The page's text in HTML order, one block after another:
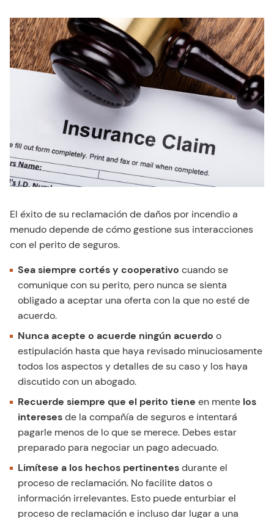
El éxito de su reclamación de daños por incendio a
menudo depende de cómo gestione sus interacciones
con el perito de seguros.
Sea siempre cortés y cooperativo cuando se
comunique con su perito, pero nunca se sienta
obligado a aceptar una oferta con la que no esté de
acuerdo.
Nunca acepte o acuerde ningún acuerdo o
estipulación hasta que haya revisado minuciosamente
todos los aspectos y detalles de su caso y los haya
discutido con un abogado.
Recuerde siempre que el perito tiene en mente los
interesesde la compañía de seguros e intentará
pagarle menos de lo que se merece. Debes estar
preparado para negociar un pago adecuado.
Limítese a los hechos pertinentesdurante el
proceso de reclamación. No facilite datos o
información irrelevantes. Esto puede enturbiar el
proceso de reclamación e incluso dar lugar a una